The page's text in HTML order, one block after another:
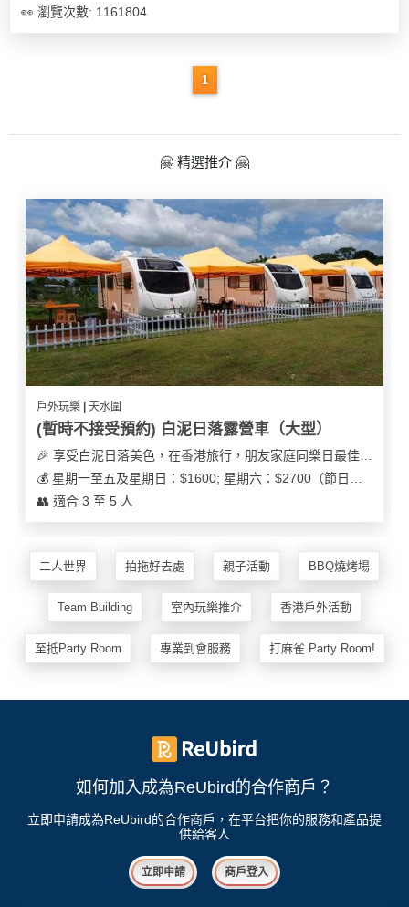
👀 瀏覽次數: 1161804
1
🤗 精選推介 🤗
戶外玩樂 | 天水圍
(暫時不接受預約) 白泥日落露營車（大型）
👥 適合 3 至 5 人
二人世界 拍拖好去處 親子活動 BBQ燒烤場
Team Building 室內玩樂推介 香港戶外活動
至抵Party Room 專業到會服務 打麻雀 Party Room!
如何加入成為ReUbird的合作商戶？
立即申請成為ReUbird的合作商戶，在平台把你的服務和產品提
供給客人
立即申請 商戶登入